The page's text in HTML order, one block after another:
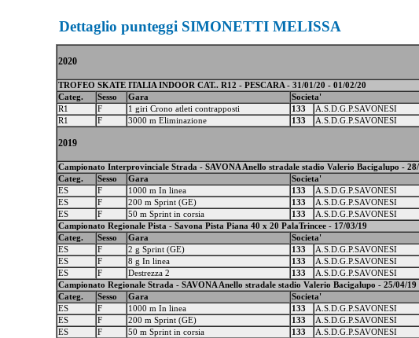
Dettaglio punteggi SIMONETTI MELISSA
2020
TROFEO SKATE ITALIA INDOOR CAT.. R12 - PESCARA - 31/01/20 - 01/02/20
Categ.
Sesso Gara Societa'
R1
F 1 giri Crono atleti contrapposti 133 A.S.D.G.P.SAVONESI
R1
F 3000 m Eliminazione 133 A.S.D.G.P.SAVONESI
2019
Campionato Interprovinciale Strada - SAVONA Anello stradale stadio Valerio Bacigalupo -
Categ.
Sesso Gara Societa'
ES
F 1000 m In linea 133 A.S.D.G.P.SAVONESI
ES
F 200 m Sprint (GE) 133 A.S.D.G.P.SAVONESI
ES
F 50 m Sprint in corsia 133 A.S.D.G.P.SAVONESI
Campionato Regionale Pista - Savona Pista Piana 40 x 20 PalaTrincee - 17/03/19
Categ.
Sesso Gara Societa'
ES
F 2 g Sprint (GE) 133 A.S.D.G.P.SAVONESI
ES
F 8 g In linea 133 A.S.D.G.P.SAVONESI
ES
F Destrezza 2 133 A.S.D.G.P.SAVONESI
Campionato Regionale Strada - SAVONA Anello stradale stadio Valerio Bacigalupo - 25/04/19
Categ.
Sesso Gara Societa'
ES
F 1000 m In linea 133 A.S.D.G.P.SAVONESI
ES
F 200 m Sprint (GE) 133 A.S.D.G.P.SAVONESI
ES
F 50 m Sprint in corsia 133 A.S.D.G.P.SAVONESI